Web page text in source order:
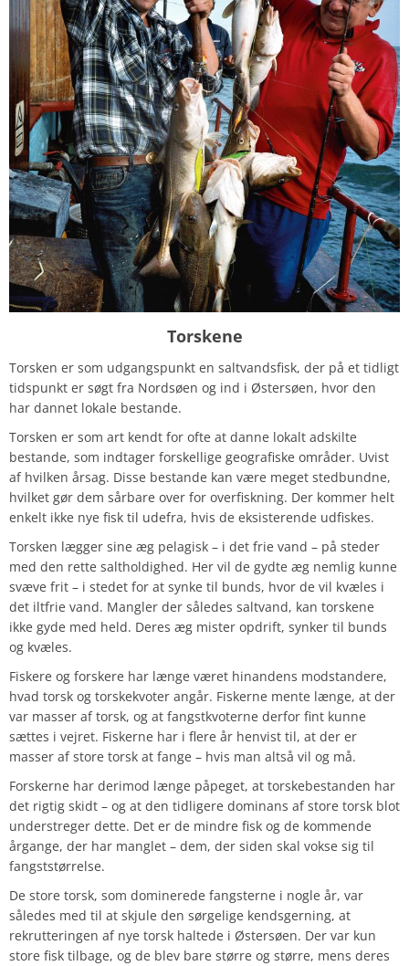
Torskene
Torsken er som udgangspunkt en saltvandsfisk, der på et tidligt
tidspunkt er søgt fra Nordsøen og ind i Østersøen, hvor den
har dannet lokale bestande.
Torsken er som art kendt for ofte at danne lokalt adskilte
bestande, som indtager forskellige geografiske områder. Uvist
af hvilken årsag. Disse bestande kan være meget stedbundne,
hvilket gør dem sårbare over for overfiskning. Der kommer helt
enkelt ikke nye fisk til udefra, hvis de eksisterende udfiskes.
Torsken lægger sine æg pelagisk – i det frie vand – på steder
med den rette saltholdighed. Her vil de gydte æg nemlig kunne
svæve frit – i stedet for at synke til bunds, hvor de vil kvæles i
det iltfrie vand. Mangler der således saltvand, kan torskene
ikke gyde med held. Deres æg mister opdrift, synker til bunds
og kvæles.
Fiskere og forskere har længe været hinandens modstandere,
hvad torsk og torskekvoter angår. Fiskerne mente længe, at der
var masser af torsk, og at fangstkvoterne derfor fint kunne
sættes i vejret. Fiskerne har i flere år henvist til, at der er
masser af store torsk at fange – hvis man altså vil og må.
Forskerne har derimod længe påpeget, at torskebestanden har
det rigtig skidt – og at den tidligere dominans af store torsk blot
understreger dette. Det er de mindre fisk og de kommende
årgange, der har manglet – dem, der siden skal vokse sig til
fangststørrelse.
De store torsk, som dominerede fangsterne i nogle år, var
således med til at skjule den sørgelige kendsgerning, at
rekrutteringen af nye torsk haltede i Østersøen. Der var kun
store fisk tilbage, og de blev bare større og større, mens deres